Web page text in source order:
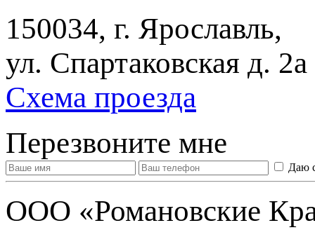
150034, г. Ярославль,
ул. Спартаковская д. 2а
Схема проезда
Перезвоните мне
Даю
ООО «Романовские